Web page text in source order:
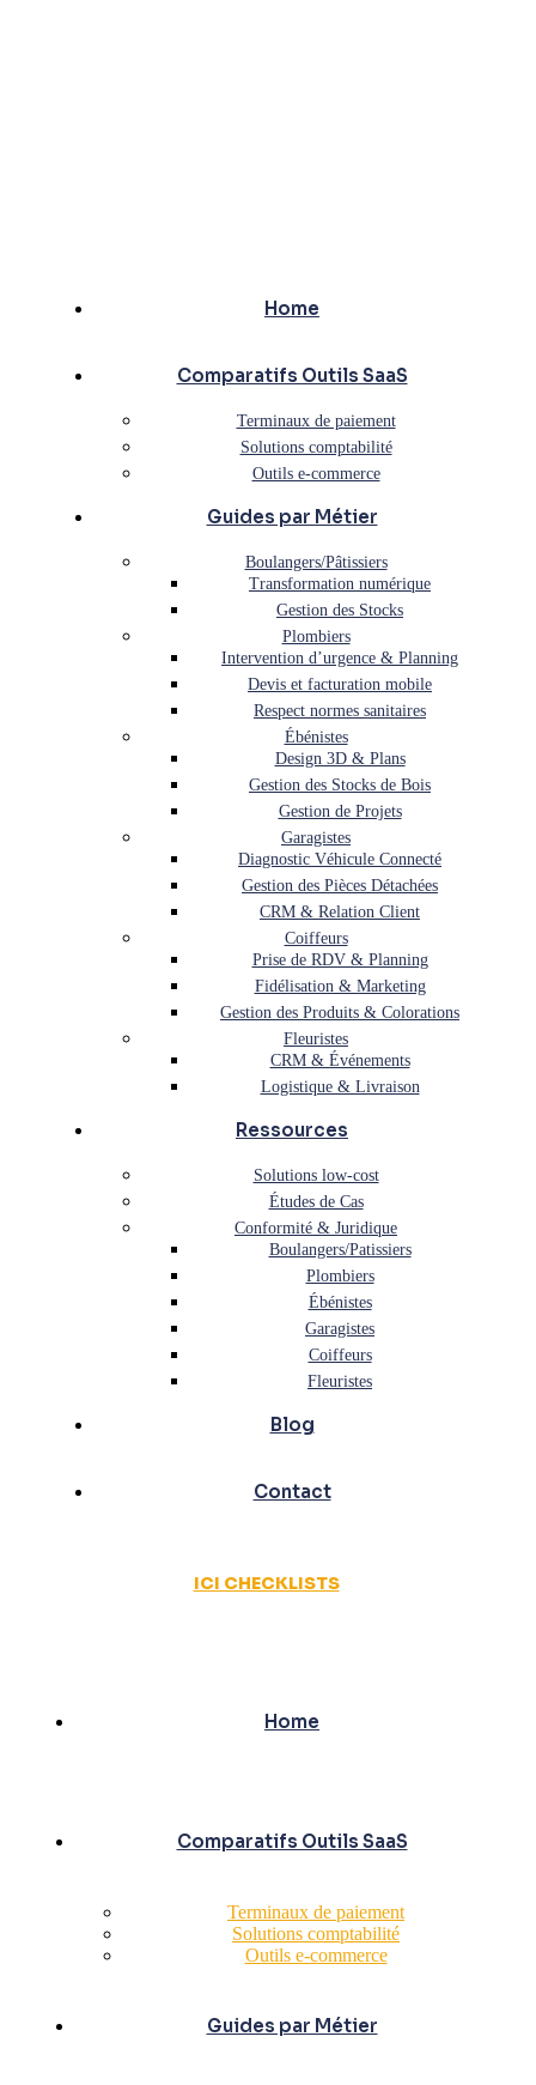
Home
Comparatifs Outils SaaS
Terminaux de paiement
Solutions comptabilité
Outils e-commerce
Guides par Métier
Boulangers/Pâtissiers
Transformation numérique
Gestion des Stocks
Plombiers
Intervention d’urgence & Planning
Devis et facturation mobile
Respect normes sanitaires
Ébénistes
Design 3D & Plans
Gestion des Stocks de Bois
Gestion de Projets
Garagistes
Diagnostic Véhicule Connecté
Gestion des Pièces Détachées
CRM & Relation Client
Coiffeurs
Prise de RDV & Planning
Fidélisation & Marketing
Gestion des Produits & Colorations
Fleuristes
CRM & Événements
Logistique & Livraison
Ressources
Solutions low-cost
Études de Cas
Conformité & Juridique
Boulangers/Patissiers
Plombiers
Ébénistes
Garagistes
Coiffeurs
Fleuristes
Blog
Contact
ICI CHECKLISTS
Home
Comparatifs Outils SaaS
Terminaux de paiement
Solutions comptabilité
Outils e-commerce
Guides par Métier